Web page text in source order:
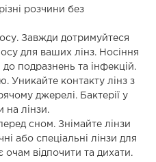
розчини без
Завжди дотримуйтеся
для ваших лінз. Носіння
подразнень та інфекцій.
Уникайте контакту лінз з
джерелі. Бактерії у
на лінзи.
сном. Знімайте лінзи
або спеціальні лінзи для
очам відпочити та дихати.